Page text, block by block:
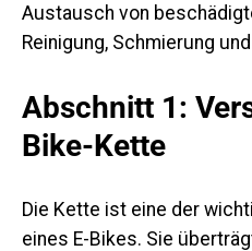
Austausch von
Reinigung, Schmierung
Abschnitt 1:
Bike-Kette
Die Kette ist eine der
eines E-Bikes. Sie